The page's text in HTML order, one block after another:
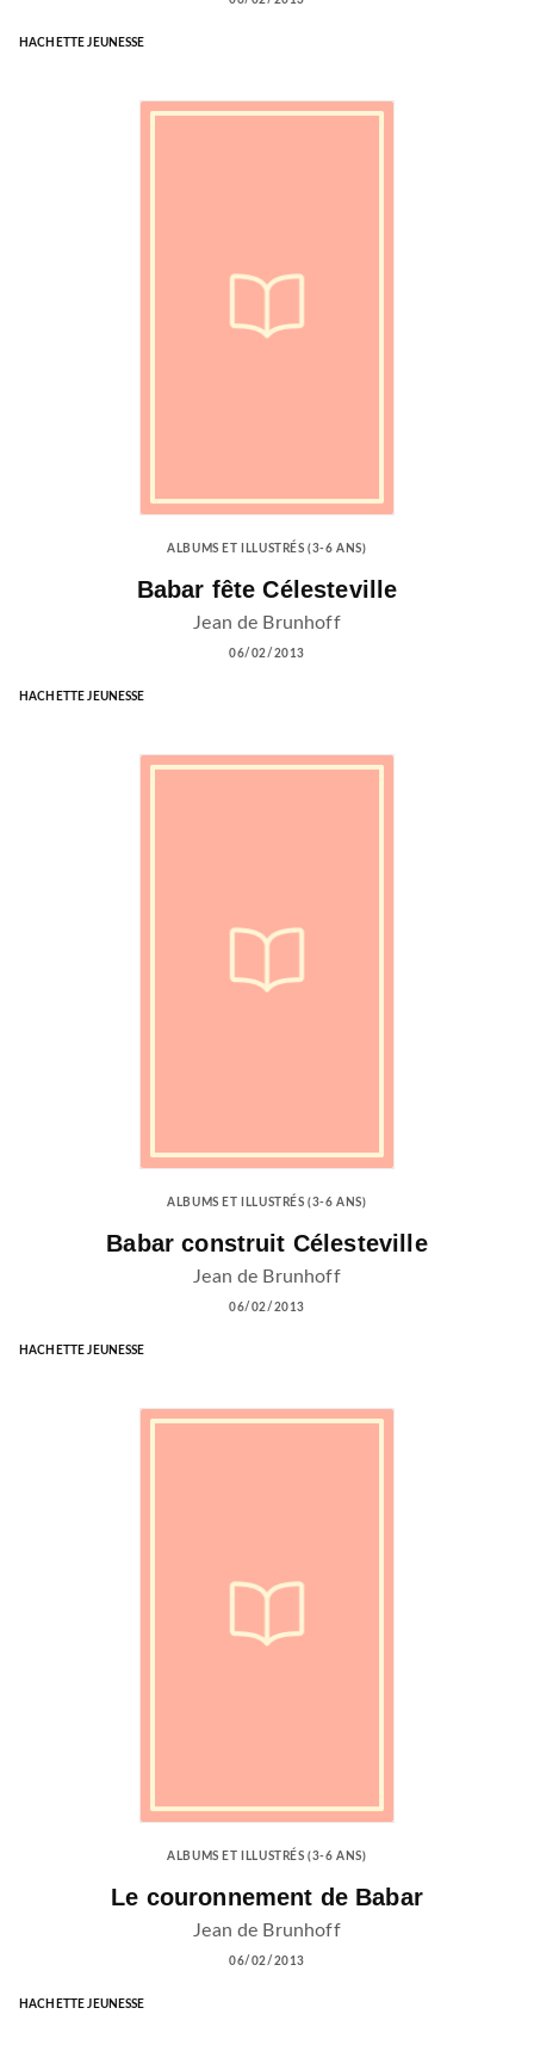
HACHETTE JEUNESSE
ALBUMS ET ILLUSTRÉS (3-6 ANS)
Babar fête Célesteville
Jean de Brunhoff
06/02/2013
HACHETTE JEUNESSE
ALBUMS ET ILLUSTRÉS (3-6 ANS)
Babar construit Célesteville
Jean de Brunhoff
06/02/2013
HACHETTE JEUNESSE
ALBUMS ET ILLUSTRÉS (3-6 ANS)
Le couronnement de Babar
Jean de Brunhoff
06/02/2013
HACHETTE JEUNESSE